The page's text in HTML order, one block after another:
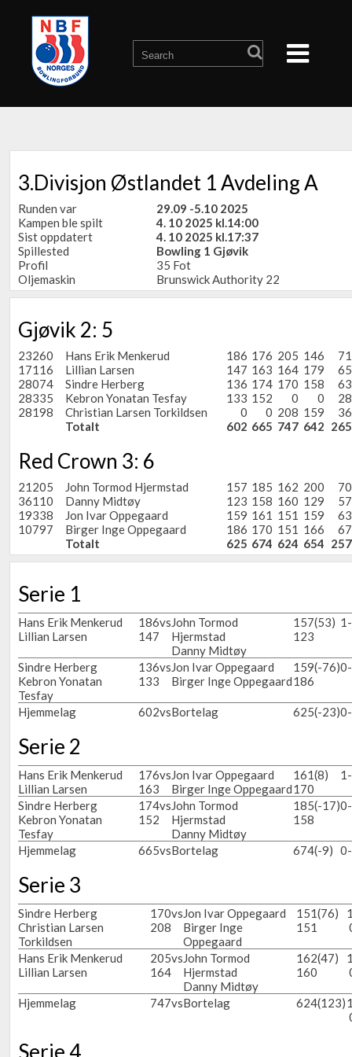
3.Divisjon Østlandet 1 Avdeling A
Runden var
29.09 -5.10 2025
Kampen ble spilt
4. 10 2025 kl.14:00
Sist oppdatert
4. 10 2025 kl.17:37
Spillested
Bowling 1 Gjøvik
Profil
35 Fot
Oljemaskin
Brunswick Authority 22
Gjøvik 2: 5
23260 Hans Erik Menkerud 186 176 205 146
17116
Lillian Larsen 147 163 164 179
28074
Sindre Herberg 136 174 170 158
28335
Kebron Yonatan Tesfay 133 152 0 0
28198
Christian Larsen Torkildsen 0 0 208 159
Totalt
602 665 747 642
Red Crown 3: 6
21205 John Tormod Hjermstad 157 185 162 200
36110
Danny Midtøy 123 158 160 129
19338
Jon Ivar Oppegaard 159 161 151 159
10797
Birger Inge Oppegaard 186 170 151 166
Totalt
625 674 624 654
Serie 1
Hans Erik Menkerud
Lillian Larsen
186
147
vsJohn Tormod
Hjermstad
Danny Midtøy
157
123
(53)
Sindre Herberg
Kebron Yonatan
Tesfay
136
133
vsJon Ivar Oppegaard
Birger Inge Oppegaard
159
186
(-76)
Hjemmelag 602vsBortelag 625(-23)
Serie 2
Hans Erik Menkerud
Lillian Larsen
176
163
vsJon Ivar Oppegaard
Birger Inge Oppegaard
161
170
(8)
Sindre Herberg
Kebron Yonatan
Tesfay
174
152
vsJohn Tormod
Hjermstad
Danny Midtøy
185
158
(-17)
Hjemmelag 665vsBortelag 674(-9)
Serie 3
Sindre Herberg
Christian Larsen
Torkildsen
170
208
vsJon Ivar Oppegaard
Birger Inge
Oppegaard
151
151
(76)
Hans Erik Menkerud
Lillian Larsen
205
164
vsJohn Tormod
Hjermstad
Danny Midtøy
162
160
(47)
Hjemmelag 747vsBortelag 624(123)
Serie 4